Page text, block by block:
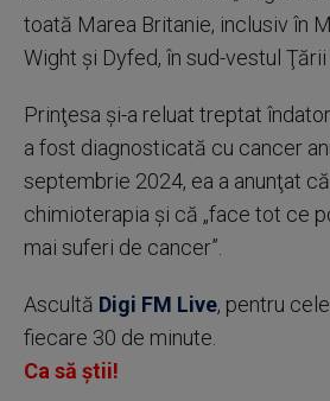
toată Marea Britanie, inclusiv în
Wight şi Dyfed, în sud-vestul Ţării
Prinţesa şi-a reluat treptat
a fost diagnosticată cu cancer
septembrie 2024, ea a anunţat
chimioterapia şi că „face tot ce
mai suferi de cancer”.
Ascultă Digi FM Live, pentru
fiecare 30 de minute.
Ca să știi!